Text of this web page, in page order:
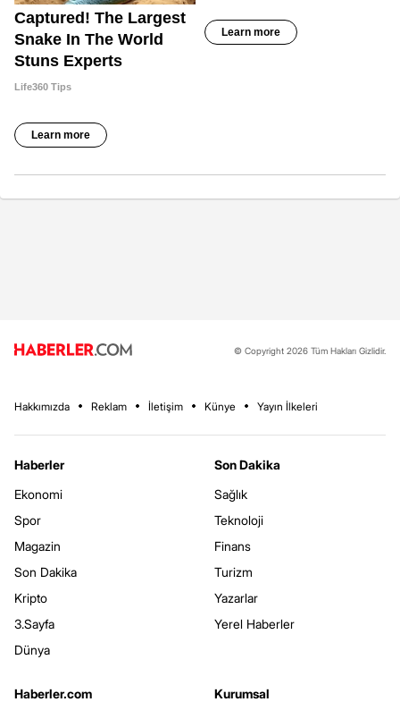
© Copyright 2026 Tüm Hakları Gizlidir.
Hakkımızda Reklam İletişim Künye Yayın İlkeleri
Haberler
Ekonomi
Spor
Magazin
Son Dakika
Kripto
3.Sayfa
Dünya
Son Dakika
Sağlık
Teknoloji
Finans
Turizm
Yazarlar
Yerel Haberler
Haberler.com
Kurumsal